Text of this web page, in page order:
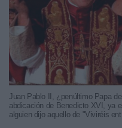
Juan Pablo II, ¿penúltimo Papa
abdicación de Benedicto XVI, ya
alguien dijo aquello de "Viviréis